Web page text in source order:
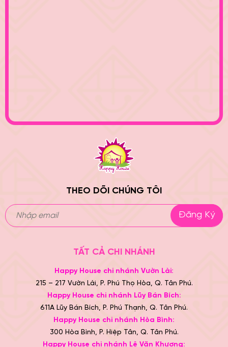
THEO DÕI CHÚNG TÔI
Đăng Ký
TẤT CẢ CHI NHÁNH
Happy House chi nhánh Vườn Lài:
215 – 217 Vườn Lài, P. Phú Thọ Hòa, Q. Tân Phú.
Happy House chi nhánh Lũy Bán Bích:
611A Lũy Bán Bích, P. Phú Thạnh, Q. Tân Phú.
Happy House chi nhánh Hòa Bình:
300 Hòa Bình, P. Hiệp Tân, Q. Tân Phú.
Happy House chi nhánh Lê Văn Khương: